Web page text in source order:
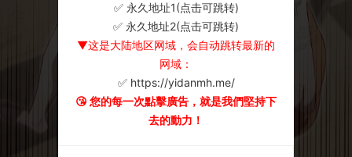
✅ 永久地址1(点击可跳转)
✅ 永久地址2(点击可跳转)
▼这是大陆地区网域，会自动跳转最新的
网域：
✅ https://yidanmh.me/
😘 您的每一次點擊廣告，就是我們堅持下
去的動力！